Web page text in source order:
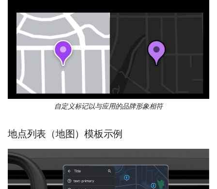
自定义标记以与应用的品牌形象相符
地点列表（地图）模板示例